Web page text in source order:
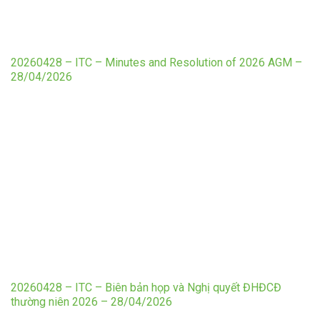
20260428 – ITC – Minutes and Resolution of 2026 AGM –
28/04/2026
20260428 – ITC – Biên bản họp và Nghị quyết ĐHĐCĐ
thường niên 2026 – 28/04/2026